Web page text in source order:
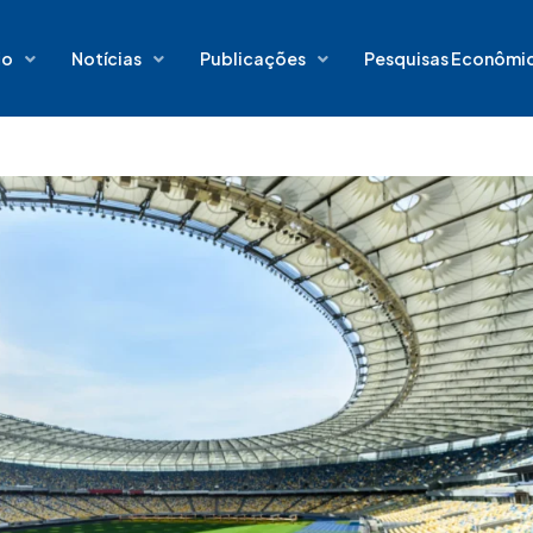
Notícias Publicações Pesquisas